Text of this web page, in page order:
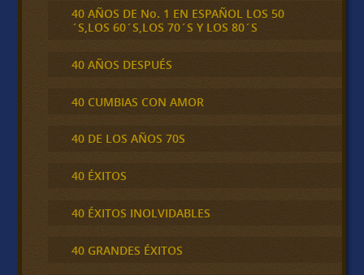
40 AÑOS DE No. 1 EN ESPAÑOL LOS 50
´S,LOS 60´S,LOS 70´S Y LOS 80´S
40 AÑOS DESPUÉS
40 CUMBIAS CON AMOR
40 DE LOS AÑOS 70S
40 ÉXITOS
40 ÉXITOS INOLVIDABLES
40 GRANDES ÉXITOS